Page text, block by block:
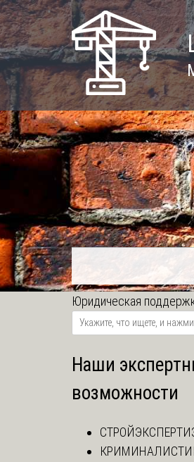
Skip
to
content
Юридическая
Наши
возможности